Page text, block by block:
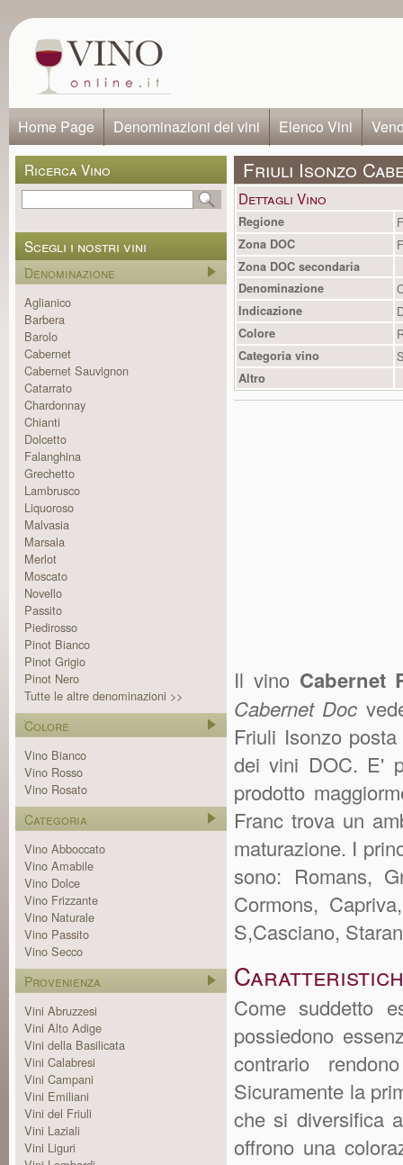
Home Page Denominazioni dei vini Elenco Vini
Ricerca Vino
Scegli i nostri vini
Denominazione
Aglianico
Barbera
Barolo
Cabernet
Cabernet Sauvignon
Catarrato
Chardonnay
Chianti
Dolcetto
Falanghina
Grechetto
Lambrusco
Liquoroso
Malvasia
Marsala
Merlot
Moscato
Novello
Passito
Piedirosso
Pinot Bianco
Pinot Grigio
Pinot Nero
Tutte le altre denominazioni >>
Colore
Vino Bianco
Vino Rosso
Vino Rosato
Categoria
Vino Abboccato
Vino Amabile
Vino Dolce
Vino Frizzante
Vino Naturale
Vino Passito
Vino Secco
Provenienza
Vini Abruzzesi
Vini Alto Adige
Vini della Basilicata
Vini Calabresi
Vini Campani
Vini Emiliani
Vini del Friuli
Vini Laziali
Vini Liguri
Friuli Isonzo
Dettagli Vino
Regione
Zona DOC
Zona DOC secondaria
Denominazione
Indicazione
Colore
Categoria vino
Altro
Il vino Cabernet
Cabernet Doc
Friuli Isonzo
dei vini DOC. E'
prodotto
Franc trova un
maturazione. I
sono: Romans,
Cormons,
S,Casciano,
Come suddetto
possiedono
contrario
Sicuramente la
che si diversifica
offrono una